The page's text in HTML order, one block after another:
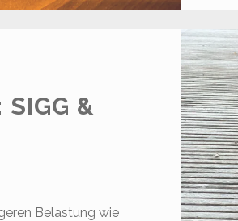
&
Belastung wie